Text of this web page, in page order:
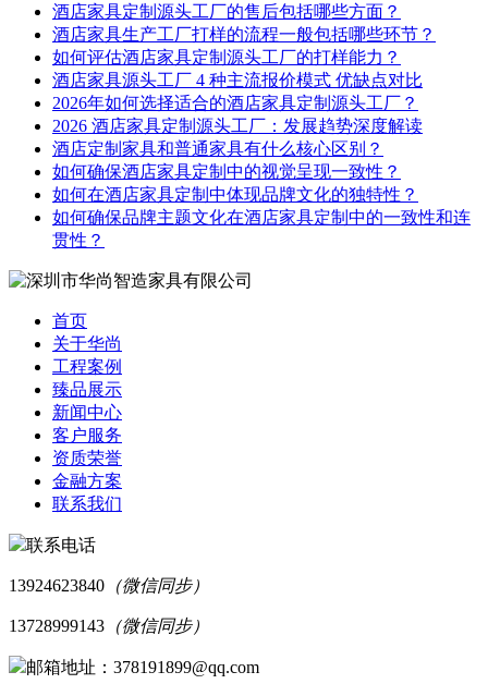
酒店家具定制源头工厂的售后包括哪些方面？
酒店家具生产工厂打样的流程一般包括哪些环节？
如何评估酒店家具定制源头工厂的打样能力？
酒店家具源头工厂 4 种主流报价模式 优缺点对比
2026年如何选择适合的酒店家具定制源头工厂？
2026 酒店家具定制源头工厂：发展趋势深度解读
酒店定制家具和普通家具有什么核心区别？
如何确保酒店家具定制中的视觉呈现一致性？
如何在酒店家具定制中体现品牌文化的独特性？
如何确保品牌主题文化在酒店家具定制中的一致性和连
贯性？
首页
关于华尚
工程案例
臻品展示
新闻中心
客户服务
资质荣誉
金融方案
联系我们
联系电话
13924623840 （微信同步）
13728999143 （微信同步）
邮箱地址：378191899@qq.com